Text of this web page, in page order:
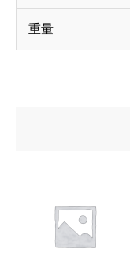
重量